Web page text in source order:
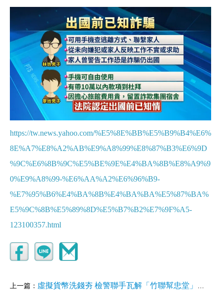
https://tw.news.yahoo.com/%E5%8E%BB%E5%B9%B4%E6%
8E%A7%E8%A2%AB%E9%A8%99%E8%87%B3%E6%9D
%9C%E6%8B%9C%E5%BE%9E%E4%BA%8B%E8%A9%9
0%E9%A8%99-%E6%AA%A2%E6%96%B9-
%E7%95%B6%E4%BA%8B%E4%BA%BA%E5%87%BA%
E5%9C%8B%E5%89%8D%E5%B7%B2%E7%9F%A5-
123100357.html
上一篇： 虛擬貨幣洗錢夯 檢警聯手瓦解「竹聯幫忠堂」詐欺集團